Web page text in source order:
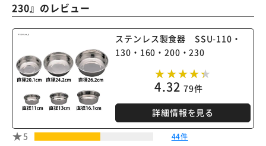
230』のレビュー
ステンレス製食器 SSU-110・
130・160・200・230
4.32 79件
詳細情報を見る
5 44件
※ご確認ください
カートに入れる 購入手続きへ